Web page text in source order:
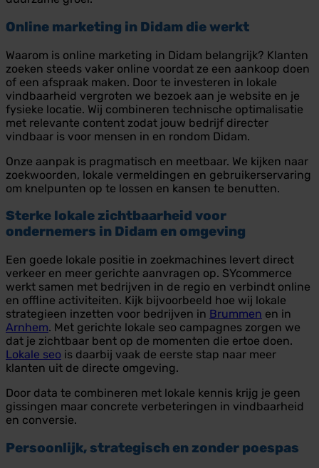
Online marketing in Didam die werkt
Waarom is online marketing in Didam belangrijk? Klanten
zoeken steeds vaker online voordat ze een aankoop doen
of een afspraak maken. Door te investeren in lokale
vindbaarheid vergroten we bezoek aan je website en je
fysieke locatie. Wij combineren technische optimalisatie
met relevante content zodat jouw bedrijf directer
vindbaar is voor mensen in en rondom Didam.
Onze aanpak is pragmatisch en meetbaar. We kijken naar
zoekwoorden, lokale vermeldingen en gebruikerservaring
om knelpunten op te lossen en kansen te benutten.
Sterke lokale zichtbaarheid voor
ondernemers in Didam en omgeving
Een goede lokale positie in zoekmachines levert direct
verkeer en meer gerichte aanvragen op. SYcommerce
werkt samen met bedrijven in de regio en verbindt online
en offline activiteiten. Kijk bijvoorbeeld hoe wij lokale
strategieen inzetten voor bedrijven in Brummen en in
Arnhem. Met gerichte lokale seo campagnes zorgen we
dat je zichtbaar bent op de momenten die ertoe doen.
Lokale seo is daarbij vaak de eerste stap naar meer
klanten uit de directe omgeving.
Door data te combineren met lokale kennis krijg je geen
gissingen maar concrete verbeteringen in vindbaarheid
en conversie.
Persoonlijk, strategisch en zonder poespas